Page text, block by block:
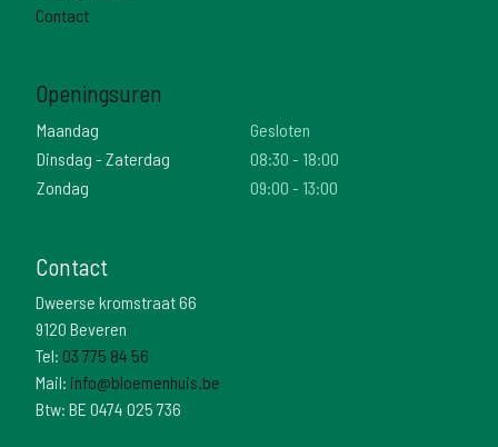
Contact
Openingsuren
Maandag
Gesloten
Dinsdag - Zaterdag
08:30 - 18:00
Zondag
09:00 - 13:00
Contact
Dweerse kromstraat 66
9120 Beveren
Tel: 03 775 84 56
Mail: info@bloemenhuis.be
Btw: BE 0474 025 736